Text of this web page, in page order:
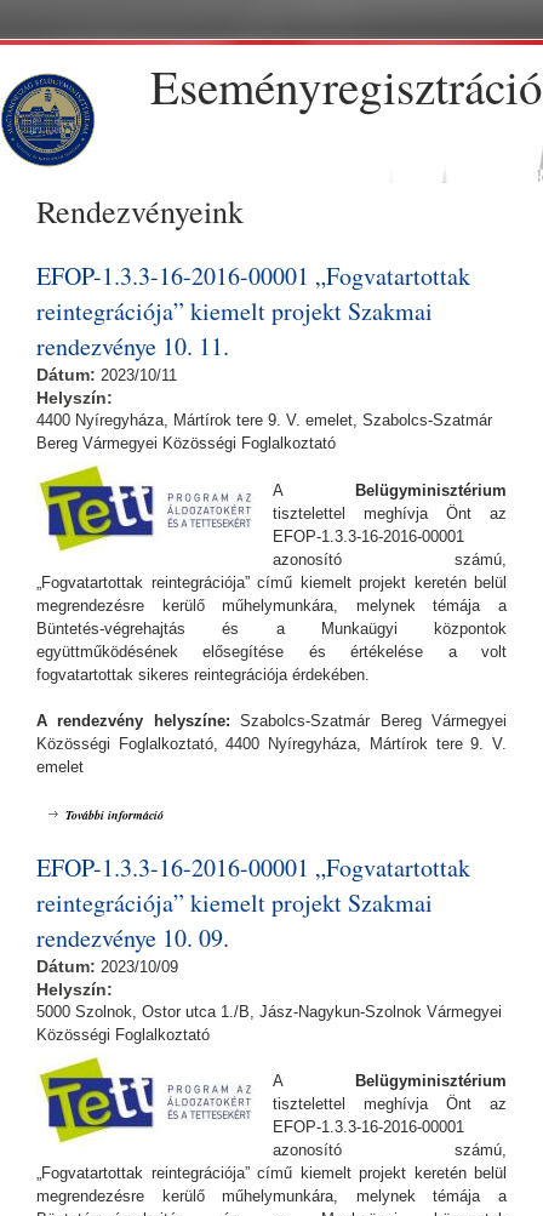
Eseményregisztráció
Rendezvényeink
EFOP-1.3.3-16-2016-00001 „Fogvatartottak
reintegrációja” kiemelt projekt Szakmai
rendezvénye 10. 11.
Dátum: 2023/10/11
Helyszín:
4400 Nyíregyháza, Mártírok tere 9. V. emelet, Szabolcs-Szatmár
Bereg Vármegyei Közösségi Foglalkoztató
A Belügyminisztérium
tisztelettel meghívja Önt az
EFOP-1.3.3-16-2016-00001
azonosító számú,
„Fogvatartottak reintegrációja” című kiemelt projekt keretén belül
megrendezésre kerülő műhelymunkára, melynek témája a
Büntetés-végrehajtás és a Munkaügyi központok
együttműködésének elősegítése és értékelése a volt
fogvatartottak sikeres reintegrációja érdekében.
A rendezvény helyszíne: Szabolcs-Szatmár Bereg Vármegyei
Közösségi Foglalkoztató, 4400 Nyíregyháza, Mártírok tere 9. V.
emelet
További információ
EFOP-1.3.3-16-2016-00001 „Fogvatartottak
reintegrációja” kiemelt projekt Szakmai
rendezvénye 10. 09.
Dátum: 2023/10/09
Helyszín:
5000 Szolnok, Ostor utca 1./B, Jász-Nagykun-Szolnok Vármegyei
Közösségi Foglalkoztató
A
Belügyminisztérium
tisztelettel meghívja Önt az
EFOP-1.3.3-16-2016-00001
azonosító számú,
„Fogvatartottak reintegrációja” című kiemelt projekt keretén belül
megrendezésre kerülő műhelymunkára, melynek témája a